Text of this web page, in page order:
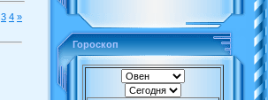
3 4 »
Гороскоп